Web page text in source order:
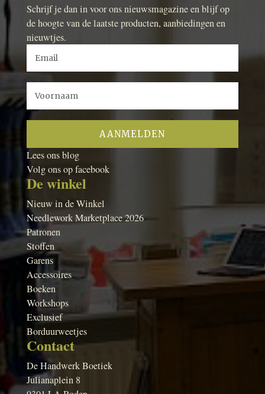
Schrijf je dan in voor ons nieuwsmagazine en blijf op
de hoogte van de laatste producten, aanbiedingen en
nieuwtjes.
Lees ons blog
Volg ons op facebook
De winkel
Nieuw in de Winkel
Needlework Marketplace 2026
Patronen
Stoffen
Garens
Accessoires
Boeken
Workshops
Exclusief
Borduurweetjes
Contact
De Handwerk Boetiek
Julianaplein 8